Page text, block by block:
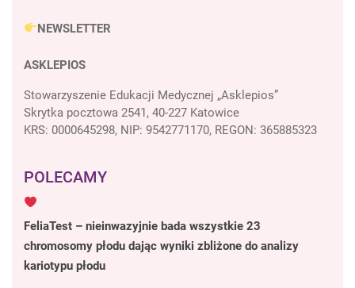
NEWSLETTER
ASKLEPIOS
Stowarzyszenie Edukacji Medycznej „Asklepios”
Skrytka pocztowa 2541, 40-227 Katowice
KRS: 0000645298, NIP: 9542771170, REGON: 365885323
POLECAMY
FeliaTest – nieinwazyjnie bada wszystkie 23
chromosomy płodu dając wyniki zbliżone do analizy
kariotypu płodu